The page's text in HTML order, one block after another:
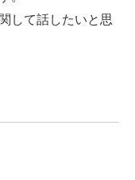
して話したいと思